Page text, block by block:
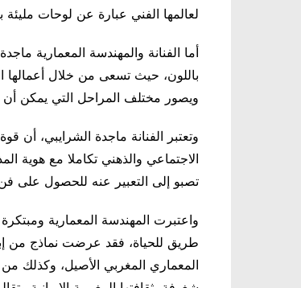
لعالمها الفني عبارة عن لوحات مليئة
أما الفنانة والمهندسة المعمارية
باللون، حيث تسعى من خلال أعمالها
ويصور مختلف المراحل التي يمكن أن
وتعتبر الفنانة ماجدة الشرايبي، أن
الاجتماعي والذهني تكاملا مع هوية
تصبو إلى التعبير عنه للحصول على
طريق للحياة، فقد عرضت نماذج من
المعماري المغربي الأصيل، وكذلك من